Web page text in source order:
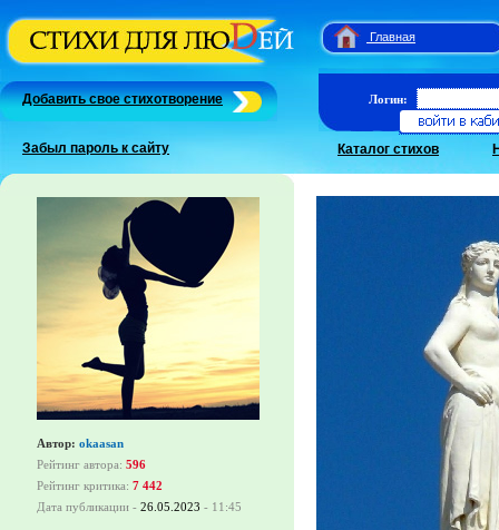
Главная
Добавить свое стихотворение
Забыл пароль к сайту
Логин:
Каталог стихов
Автор: okaasan
Рейтинг автора: 596
Рейтинг критика: 7 442
Дата публикации - 26.05.2023 - 11:45